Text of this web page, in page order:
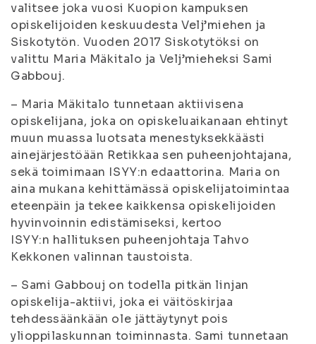
valitsee joka vuosi Kuopion kampuksen
opiskelijoiden keskuudesta Velj’miehen ja
Siskotytön. Vuoden 2017 Siskotytöksi on
valittu Maria Mäkitalo ja Velj’mieheksi Sami
Gabbouj.
– Maria Mäkitalo tunnetaan aktiivisena
opiskelijana, joka on opiskeluaikanaan ehtinyt
muun muassa luotsata menestyksekkäästi
ainejärjestöään Retikkaa sen puheenjohtajana,
sekä toimimaan ISYY:n edaattorina. Maria on
aina mukana kehittämässä opiskelijatoimintaa
eteenpäin ja tekee kaikkensa opiskelijoiden
hyvinvoinnin edistämiseksi, kertoo
ISYY:n hallituksen puheenjohtaja Tahvo
Kekkonen valinnan taustoista.
– Sami Gabbouj on todella pitkän linjan
opiskelija-aktiivi, joka ei väitöskirjaa
tehdessäänkään ole jättäytynyt pois
ylioppilaskunnan toiminnasta. Sami tunnetaan